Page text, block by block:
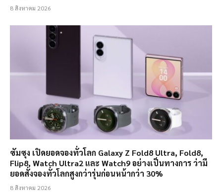
8 สิงหาคม 2026
ซัมซุง เปิดยอดจองทั่วโลก Galaxy Z Fold8 Ultra, Fold8,
Flip8, Watch Ultra2 และ Watch9 อย่างเป็นทางการ ว่ามี
ยอดสั่งจองทั่วโลกสูงกว่ารุ่นก่อนหน้ากว่า 30%
8 สิงหาคม 2026